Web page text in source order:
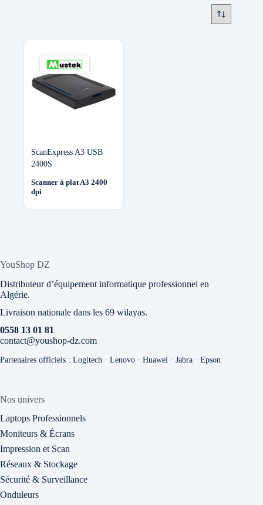
ScanExpress A3 USB
2400S
Scanner à plat A3 2400
dpi
YouShop DZ
Distributeur d’équipement informatique professionnel en
Algérie.
Livraison nationale dans les 69 wilayas.
0558 13 01 81
contact@youshop-dz.com
Partenaires officiels : Logitech · Lenovo · Huawei · Jabra · Epson
Nos univers
Laptops Professionnels
Moniteurs & Écrans
Impression et Scan
Réseaux & Stockage
Sécurité & Surveillance
Onduleurs